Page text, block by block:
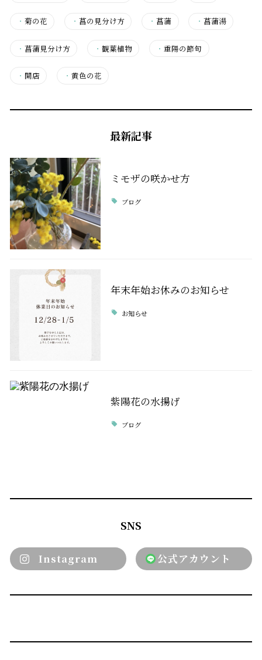
・ 菊の花 ・菖の見分け方 ・菖蒲 ・ 菖蒲湯
・ 菖蒲見分け方 ・観葉植物 ・重陽の節句
・ 開店 ・黄色の花
最新記事
ミモザの咲かせ方
ブログ
年末年始お休みのお知らせ
お知らせ
紫陽花の水揚げ
ブログ
SNS
Instagram 公式アカウント